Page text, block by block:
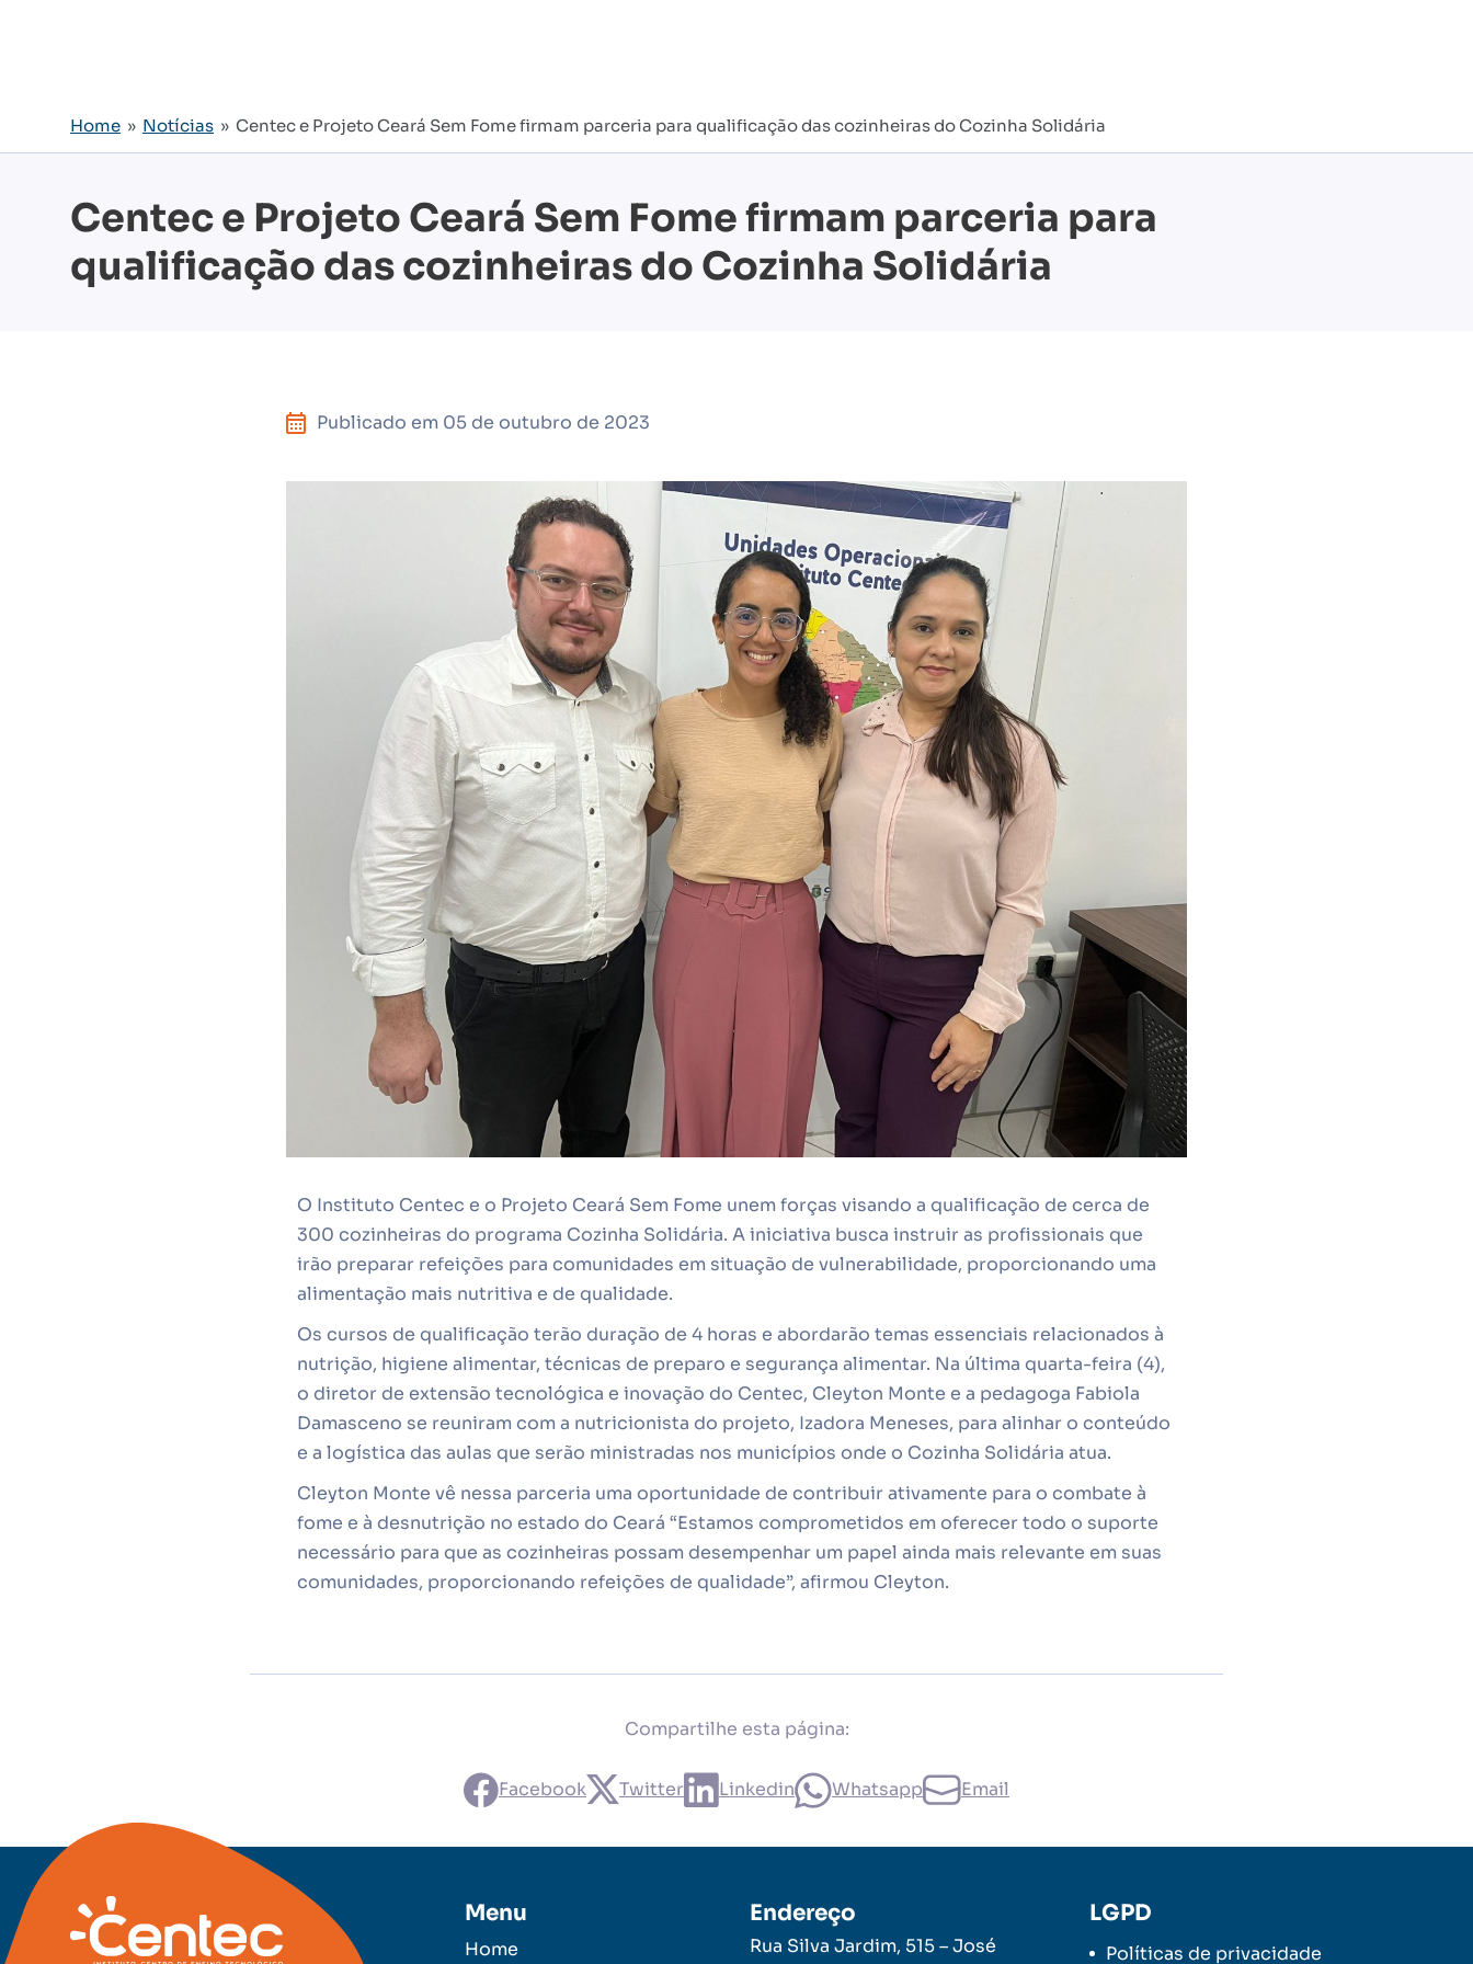
Home » Notícias » Centec e Projeto Ceará Sem Fome firmam parceria para qualificação das cozinheiras do Cozinha Solidária
Centec e Projeto Ceará Sem Fome firmam parceria para
qualificação das cozinheiras do Cozinha Solidária
Publicado em 05 de outubro de 2023
O Instituto Centec e o Projeto Ceará Sem Fome unem forças visando a qualificação de cerca de
300 cozinheiras do programa Cozinha Solidária. A iniciativa busca instruir as profissionais que
irão preparar refeições para comunidades em situação de vulnerabilidade, proporcionando uma
alimentação mais nutritiva e de qualidade.
Os cursos de qualificação terão duração de 4 horas e abordarão temas essenciais relacionados à
nutrição, higiene alimentar, técnicas de preparo e segurança alimentar. Na última quarta-feira (4),
o diretor de extensão tecnológica e inovação do Centec, Cleyton Monte e a pedagoga Fabiola
Damasceno se reuniram com a nutricionista do projeto, Izadora Meneses, para alinhar o conteúdo
e a logística das aulas que serão ministradas nos municípios onde o Cozinha Solidária atua.
Cleyton Monte vê nessa parceria uma oportunidade de contribuir ativamente para o combate à
fome e à desnutrição no estado do Ceará “Estamos comprometidos em oferecer todo o suporte
necessário para que as cozinheiras possam desempenhar um papel ainda mais relevante em suas
comunidades, proporcionando refeições de qualidade”, afirmou Cleyton.
Compartilhe esta página:
Facebook Twitter Linkedin Whatsapp Email
Menu
Home
Endereço
Rua Silva Jardim, 515 – José
LGPD
Políticas de privacidade